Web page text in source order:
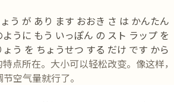
う が あり ます おおき さ は かんたん
うに もう いっぽん の スト ラップ を
う を ちょうせつ する だけ です から
点所在。大小可以轻松改变。像这样，
空气量就行了。